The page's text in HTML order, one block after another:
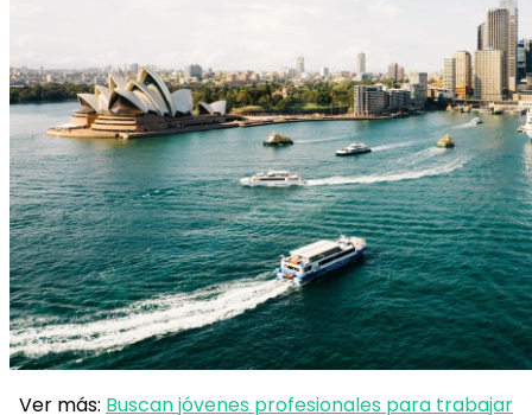
Ver más: Buscan jóvenes profesionales para trabajar